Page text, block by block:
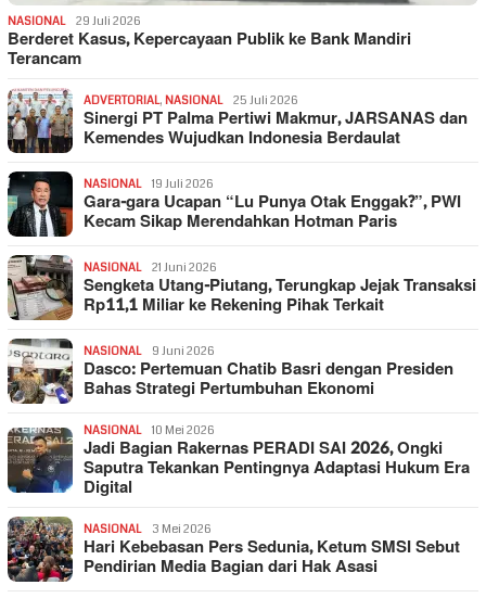
NASIONAL 29 Juli 2026
Berderet Kasus, Kepercayaan Publik ke Bank Mandiri
Terancam
ADVERTORIAL, NASIONAL 25 Juli 2026
Sinergi PT Palma Pertiwi Makmur, JARSANAS dan
Kemendes Wujudkan Indonesia Berdaulat
NASIONAL 19 Juli 2026
Gara-gara Ucapan “Lu Punya Otak Enggak?”, PWI
Kecam Sikap Merendahkan Hotman Paris
NASIONAL 21 Juni 2026
Sengketa Utang-Piutang, Terungkap Jejak Transaksi
Rp11,1 Miliar ke Rekening Pihak Terkait
NASIONAL 9 Juni 2026
Dasco: Pertemuan Chatib Basri dengan Presiden
Bahas Strategi Pertumbuhan Ekonomi
NASIONAL 10 Mei 2026
Jadi Bagian Rakernas PERADI SAI 2026, Ongki
Saputra Tekankan Pentingnya Adaptasi Hukum Era
Digital
NASIONAL 3 Mei 2026
Hari Kebebasan Pers Sedunia, Ketum SMSI Sebut
Pendirian Media Bagian dari Hak Asasi